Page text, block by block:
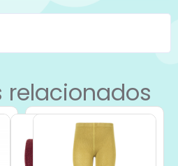
relacionados